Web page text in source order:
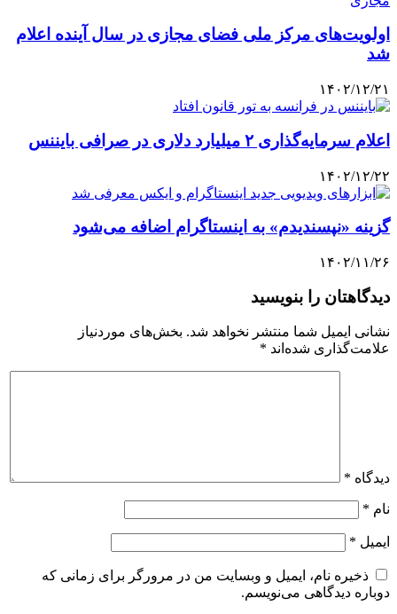
اولویت‌های مرکز ملی فضای مجازی در سال آینده اعلام
شد
۱۴۰۲/۱۲/۲۱
اعلام سرمایه‌گذاری ۲ میلیارد دلاری در صرافی بایننس
۱۴۰۲/۱۲/۲۲
گزینه «نپسندیدم» به اینستاگرام اضافه می‌شود
۱۴۰۲/۱۱/۲۶
دیدگاهتان را بنویسید
نشانی ایمیل شما منتشر نخواهد شد. بخش‌های موردنیاز
علامت‌گذاری شده‌اند *
دیدگاه *
نام *
ایمیل *
ذخیره نام، ایمیل و وبسایت من در مرورگر برای زمانی که
دوباره دیدگاهی می‌نویسم.